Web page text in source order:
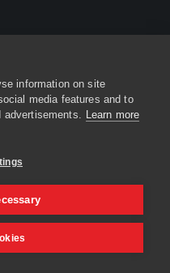
information on site
media features and to
advertisements. Learn more